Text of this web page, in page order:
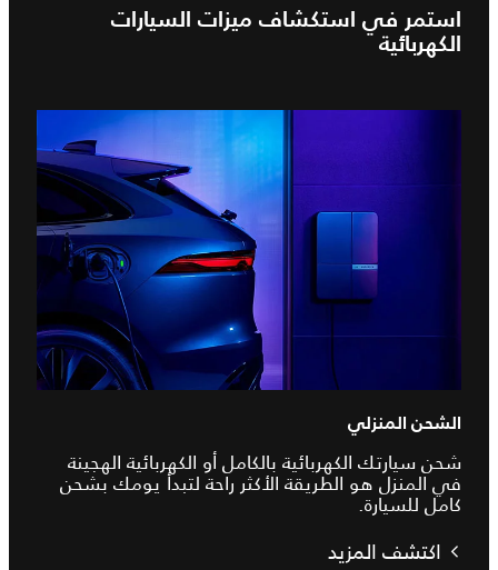
استمر في استكشاف ميزات السيارات
الكهربائية
الشحن المنزلي
شحن سيارتك الكهربائية بالكامل أو الكهربائية الهجينة
في المنزل هو الطريقة الأكثر راحة لتبدأ يومك بشحن
كامل للسيارة.
اكتشف المزيد